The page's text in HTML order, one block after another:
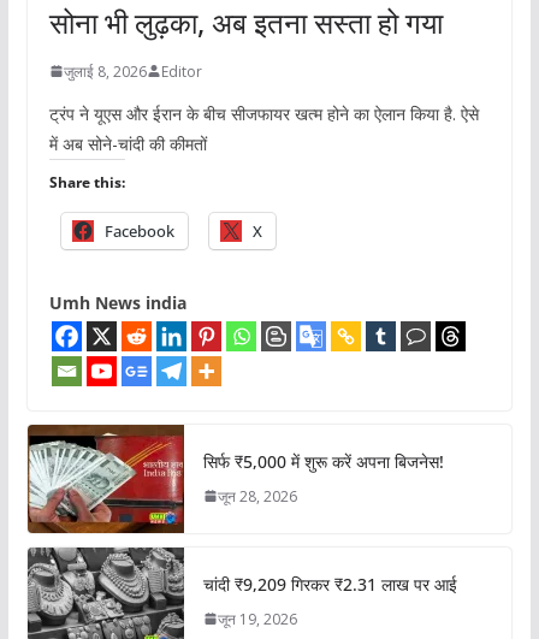
सोना भी लुढ़का, अब इतना सस्ता हो गया
जुलाई 8, 2026 Editor
ट्रंप ने यूएस और ईरान के बीच सीजफायर खत्म होने का ऐलान किया है. ऐसे
में अब सोने-चांदी की कीमतों
Share this:
Facebook X
Umh News india
सिर्फ ₹5,000 में शुरू करें अपना बिजनेस!
जून 28, 2026
चांदी ₹9,209 गिरकर ₹2.31 लाख पर आई
जून 19, 2026